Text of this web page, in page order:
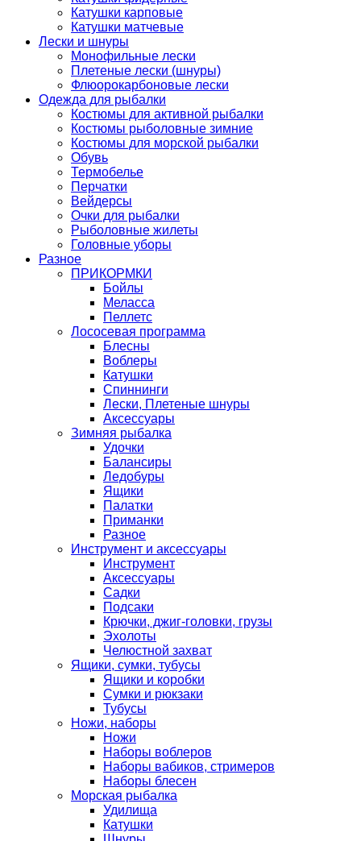
Катушки карповые
Катушки матчевые
Лески и шнуры
Монофильные лески
Плетеные лески (шнуры)
Флюорокарбоновые лески
Одежда для рыбалки
Костюмы для активной рыбалки
Костюмы рыболовные зимние
Костюмы для морской рыбалки
Обувь
Термобелье
Перчатки
Вейдерсы
Очки для рыбалки
Рыболовные жилеты
Головные уборы
Разное
ПРИКОРМКИ
Бойлы
Меласса
Пеллетс
Лососевая программа
Блесны
Воблеры
Катушки
Спиннинги
Лески, Плетеные шнуры
Аксессуары
Зимняя рыбалка
Удочки
Балансиры
Ледобуры
Ящики
Палатки
Приманки
Разное
Инструмент и аксессуары
Инструмент
Аксессуары
Садки
Подсаки
Крючки, джиг-головки, грузы
Эхолоты
Челюстной захват
Ящики, сумки, тубусы
Ящики и коробки
Сумки и рюкзаки
Тубусы
Ножи, наборы
Ножи
Наборы воблеров
Наборы вабиков, стримеров
Наборы блесен
Морская рыбалка
Удилища
Катушки